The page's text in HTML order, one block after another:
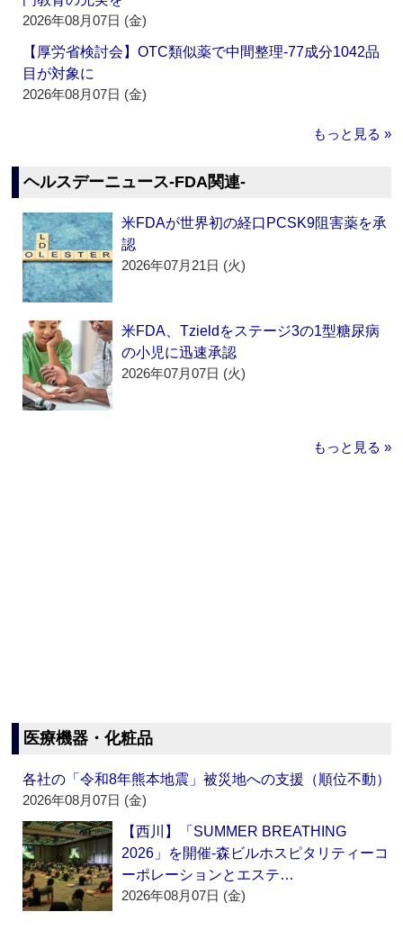
2026年08月07日 (金)
【厚労省検討会】OTC類似薬で中間整理‐77成分1042品
目が対象に
2026年08月07日 (金)
もっと見る »
ヘルスデーニュース‐FDA関連‐
米FDAが世界初の経口PCSK9阻害薬を承
認
2026年07月21日 (火)
米FDA、Tzieldをステージ3の1型糖尿病
の小児に迅速承認
2026年07月07日 (火)
もっと見る »
医療機器・化粧品
各社の「令和8年熊本地震」被災地への支援（順位不動）
2026年08月07日 (金)
【西川】「SUMMER BREATHING
2026」を開催‐森ビルホスピタリティーコ
ーポレーションとエステ…
2026年08月07日 (金)